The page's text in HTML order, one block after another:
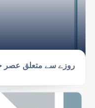
روزے سے متعلق عصر